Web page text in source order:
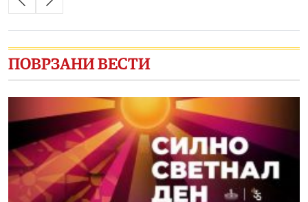
ПОВРЗАНИ ВЕСТИ